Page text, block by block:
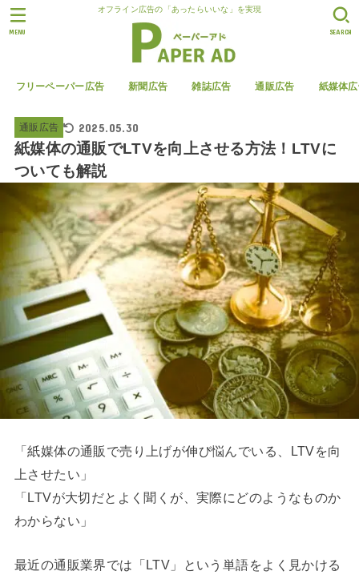
オフライン広告の「あったらいいな」を実現
フリーペーパー広告 新聞広告 雑誌広告 通販広告 紙媒体
SEARCH
MENU
通販広告 2025.05.30
紙媒体の通販でLTVを向上させる方法！LTVに
ついても解説
「紙媒体の通販で売り上げが伸び悩んでいる、LTVを向
上させたい」
「LTVが大切だとよく聞くが、実際にどのようなものか
わからない」
最近の通販業界では「LTV」という単語をよく見かける